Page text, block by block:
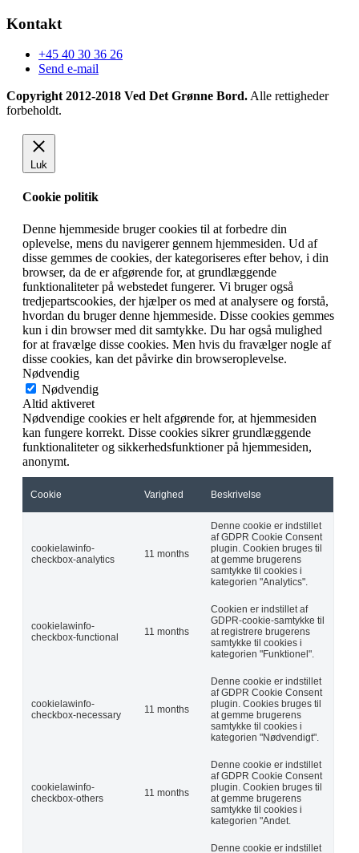
Kontakt
+45 40 30 36 26
Send e-mail
Copyright 2012-2018 Ved Det Grønne Bord. Alle rettigheder
forbeholdt.
Luk
Cookie politik
Denne hjemmeside bruger cookies til at forbedre din
oplevelse, mens du navigerer gennem hjemmesiden. Ud af
disse gemmes de cookies, der kategoriseres efter behov, i din
browser, da de er afgørende for, at grundlæggende
funktionaliteter på webstedet fungerer. Vi bruger også
tredjepartscookies, der hjælper os med at analysere og forstå,
hvordan du bruger denne hjemmeside. Disse cookies gemmes
kun i din browser med dit samtykke. Du har også mulighed
for at fravælge disse cookies. Men hvis du fravælger nogle af
disse cookies, kan det påvirke din browseroplevelse.
Nødvendig
Nødvendig
Altid aktiveret
Nødvendige cookies er helt afgørende for, at hjemmesiden
kan fungere korrekt. Disse cookies sikrer grundlæggende
funktionaliteter og sikkerhedsfunktioner på hjemmesiden,
anonymt.
Cookie Varighed Beskrivelse
cookielawinfo-
checkbox-analytics
11 months
Denne cookie er indstillet
af GDPR Cookie Consent
plugin. Cookien bruges til
at gemme brugerens
samtykke til cookies i
kategorien "Analytics".
cookielawinfo-
checkbox-functional
11 months
Cookien er indstillet af
GDPR-cookie-samtykke til
at registrere brugerens
samtykke til cookies i
kategorien "Funktionel".
cookielawinfo-
checkbox-necessary
11 months
Denne cookie er indstillet
af GDPR Cookie Consent
plugin. Cookies bruges til
at gemme brugerens
samtykke til cookies i
kategorien "Nødvendigt".
cookielawinfo-
checkbox-others
11 months
Denne cookie er indstillet
af GDPR Cookie Consent
plugin. Cookien bruges til
at gemme brugerens
samtykke til cookies i
kategorien "Andet.
Denne cookie er indstillet